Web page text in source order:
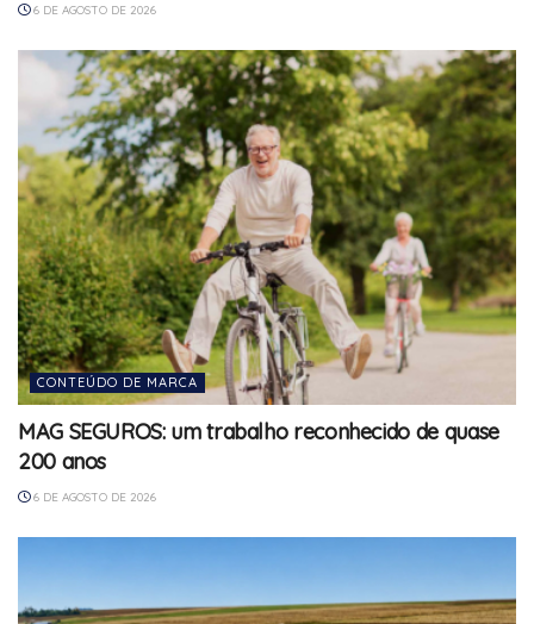
6 DE AGOSTO DE 2026
CONTEÚDO DE MARCA
MAG SEGUROS: um trabalho reconhecido de quase
200 anos
6 DE AGOSTO DE 2026